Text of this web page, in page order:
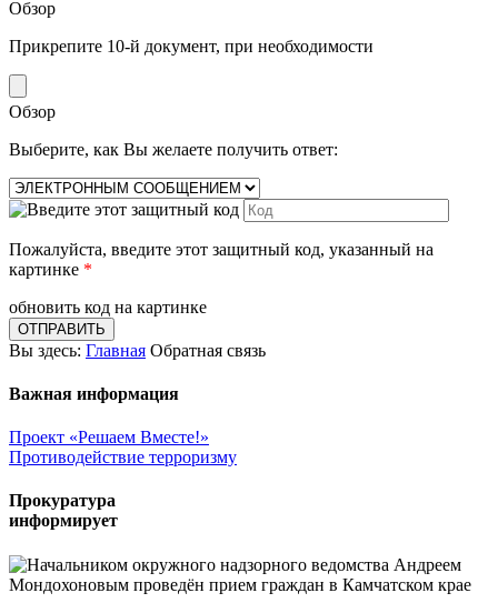
Обзор
Прикрепите 10-й документ, при необходимости
Обзор
Выберите, как Вы желаете получить ответ:
Пожалуйста, введите этот защитный код, указанный на
картинке *
обновить код на картинке
ОТПРАВИТЬ
Вы здесь: Главная Обратная связь
Важная информация
Проект «Решаем Вместе!»
Противодействие терроризму
Прокуратура
информирует